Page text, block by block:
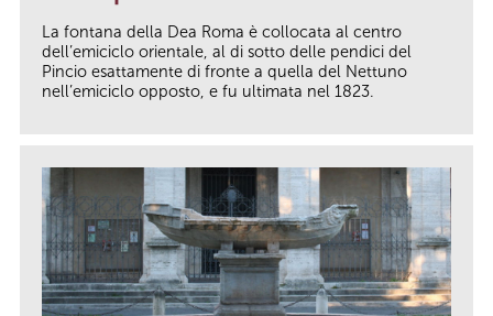
La fontana della Dea Roma è collocata al centro
dell’emiciclo orientale, al di sotto delle pendici del
Pincio esattamente di fronte a quella del Nettuno
nell’emiciclo opposto, e fu ultimata nel 1823.